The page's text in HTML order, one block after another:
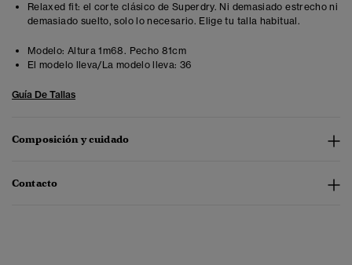
Relaxed fit: el corte clásico de Superdry. Ni demasiado estrecho ni
demasiado suelto, solo lo necesario. Elige tu talla habitual.
Modelo: Altura 1m68. Pecho 81cm
El modelo lleva/La modelo lleva: 36
Guía De Tallas
Composición y cuidado
Contacto